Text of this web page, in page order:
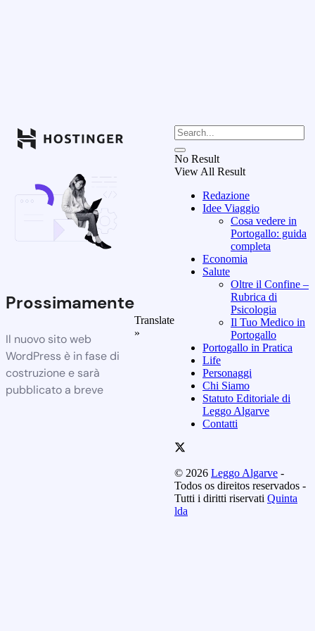
Prossimamente
Il nuovo sito web
WordPress è in fase di
costruzione e sarà
pubblicato a breve
Translate
»
No Result
View All Result
Redazione
Idee Viaggio
Cosa vedere in
Portogallo: guida
completa
Economia
Salute
Oltre il Confine –
Rubrica di
Psicologia
Il Tuo Medico in
Portogallo
Portogallo in Pratica
Life
Personaggi
Chi Siamo
Statuto Editoriale di
Leggo Algarve
Contatti
© 2026 Leggo Algarve -
Todos os direitos reservados -
Tutti i diritti riservati Quinta
lda